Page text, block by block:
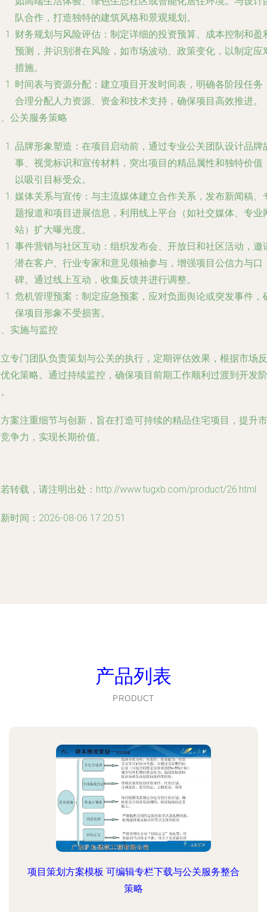
队合作，打造独特的建筑风格和景观规划。
财务规划与风险评估：制定详细的投资预算、成本控制和盈
预测，并识别潜在风险，如市场波动、政策变化，以制定应
措施。
时间表与资源分配：建立项目开发时间表，明确各阶段任务
合理分配人力资源、资金和技术支持，确保项目高效推进。
公关服务策略
品牌形象塑造：在项目启动前，通过专业公关团队设计品牌
事、视觉标识和宣传材料，突出项目的精品属性和独特价值
以吸引目标受众。
媒体关系与宣传：与主流媒体建立合作关系，发布新闻稿、
题报道和项目进展信息，利用线上平台（如社交媒体、专业
站）扩大曝光度。
事件营销与社区互动：组织发布会、开放日和社区活动，邀
潜在客户、行业专家和意见领袖参与，增强项目公信力与口
碑。通过线上互动，收集反馈并进行调整。
危机管理预案：制定应急预案，应对负面舆论或突发事件，
保项目形象不受损害。
实施与监控
专门团队负责策划与公关的执行，定期评估效果，根据市场反
化策略。通过持续监控，确保项目前期工作顺利过渡到开发阶
案注重细节与创新，旨在打造可持续的精品住宅项目，提升市
争力，实现长期价值。
转载，请注明出处：http://www.tugxb.com/product/26.html
时间：2026-08-06 17:20:51
产品列表
PRODUCT
项目策划方案模板 可编辑专栏下载与公关服务整合
策略